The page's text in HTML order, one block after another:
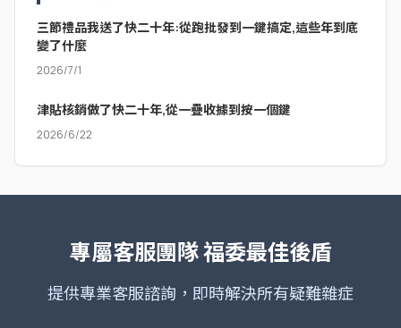
三節禮品我送了快二十年:從跑批發到一鍵搞定,這些年到底
變了什麼
2026/7/1
津貼核銷做了快二十年,從一疊收據到按一個鍵
2026/6/22
專屬客服團隊福委最佳後盾
提供專業客服諮詢，即時解決所有疑難雜症